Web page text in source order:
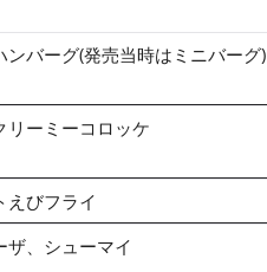
ンバーグ(発売当時はミニバーグ)
リーミーコロッケ
えびフライ
ザ、シューマイ